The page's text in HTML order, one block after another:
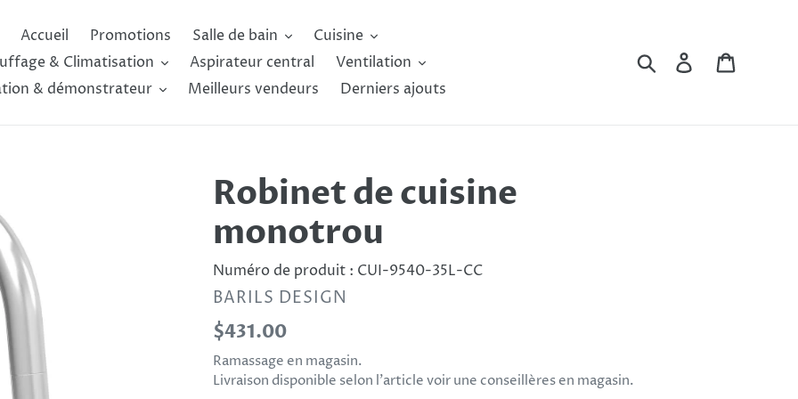
Accueil Promotions Salle de bain
Cuisine
& Climatisation
Aspirateur central
Ventilation
& démonstrateur
Meilleurs vendeurs Derniers ajouts
RechercherSe connecter
Robinet de cuisine
monotrou
Numéro de produit : CUI-9540-35L-CC
DISTRIBUTEUR
BARILS DESIGN
Prix
normal
$431.00
Ramassage en magasin.
Livraison disponible selon l’article voir une conseillères en magasin.